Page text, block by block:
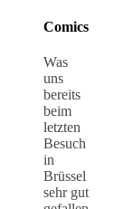
Comics
Was
uns
bereits
beim
letzten
Besuch
in
Brüssel
sehr gut